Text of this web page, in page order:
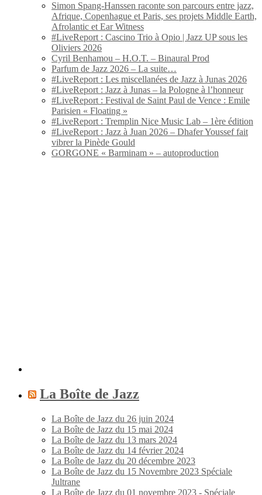
Simon Spang-Hanssen raconte son parcours entre jazz,
Afrique, Copenhague et Paris, ses projets Middle Earth,
Afrolantic et Ear Witness
#LiveReport : Cascino Trio à Opio | Jazz UP sous les
Oliviers 2026
Cyril Benhamou – H.O.T. – Binaural Prod
Parfum de Jazz 2026 – La suite…
#LiveReport : Les miscellanées de Jazz à Junas 2026
#LiveReport : Jazz à Junas – la Pologne à l’honneur
#LiveReport : Festival de Saint Paul de Vence : Emile
Parisien « Floating »
#LiveReport : Tremplin Nice Music Lab – 1ère édition
#LiveReport : Jazz à Juan 2026 – Dhafer Youssef fait
vibrer la Pinède Gould
GORGONE « Barminam » – autoproduction
La Boîte de Jazz
La Boîte de Jazz du 26 juin 2024
La Boîte de Jazz du 15 mai 2024
La Boîte de Jazz du 13 mars 2024
La Boîte de Jazz du 14 février 2024
La Boîte de Jazz du 20 décembre 2023
La Boîte de Jazz du 15 Novembre 2023 Spéciale
Jultrane
La Boîte de Jazz du 01 novembre 2023 - Spéciale